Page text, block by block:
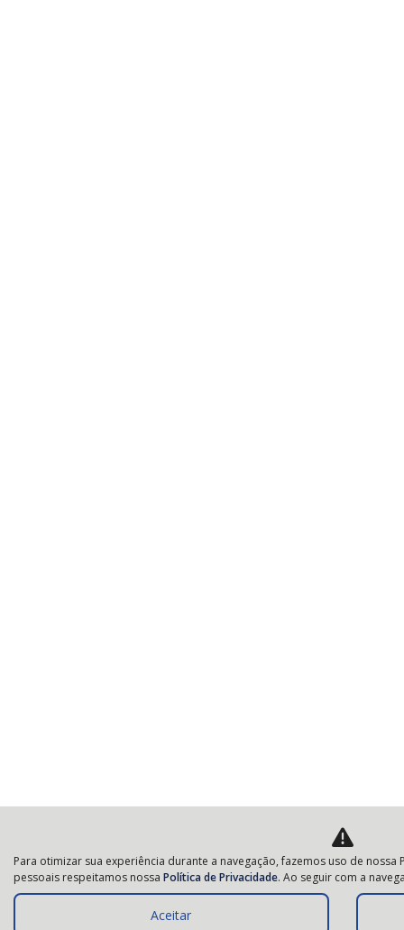
Para otimizar sua experiência durante a navegação, fazemos uso de
pessoais respeitamos nossa Política de Privacidade. Ao seguir com a
Aceitar